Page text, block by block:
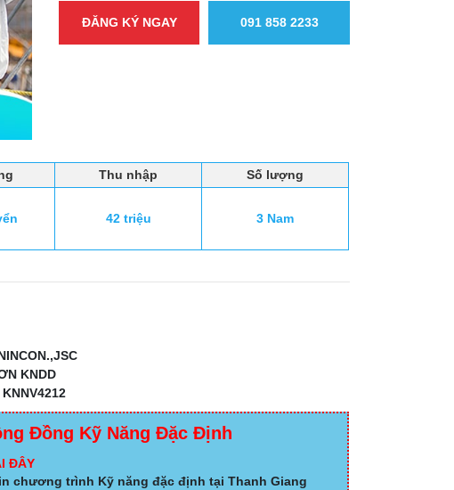
ĐĂNG KÝ NGAY 091 858 2233
Thu nhập
Số lượng
42 triệu 3 Nam
KNDD
Đồng Kỹ Năng Đặc Định
ĐÂY
chương trình Kỹ năng đặc định tại Thanh Giang